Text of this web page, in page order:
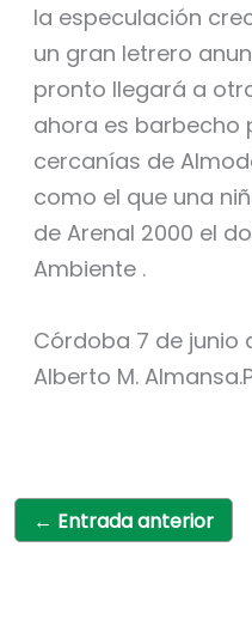
la especulación
un gran letrero
pronto llegará a
ahora es barbecho
cercanías de
como el que una
de Arenal 2000 el
Ambiente .
Córdoba 7 de junio
Alberto M.
← Entrada anterior